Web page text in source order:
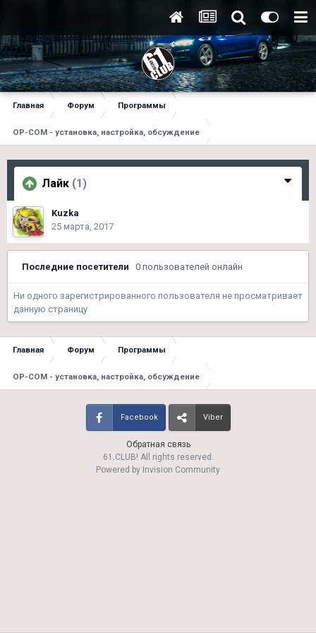
Главная Форум Программы
OP-COM - установка, настройка, обсуждение
Лайк (1)
Kuzka
25 марта, 2017
Последние посетители 0 пользователей онлайн
Ни одного зарегистрированного пользователя не просматривает
данную страницу
Главная Форум Программы
OP-COM - установка, настройка, обсуждение
Обратная связь
Facebook Viber
61.CLUB! All rights reserved.
Powered by Invision Community